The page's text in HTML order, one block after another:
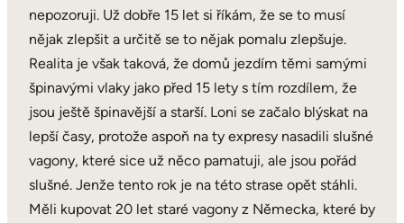
nepozoruji. Už dobře 15 let si říkám, že se to musí
nějak zlepšit a určitě se to nějak pomalu zlepšuje.
Realita je však taková, že domů jezdím těmi samými
špinavými vlaky jako před 15 lety s tím rozdílem, že
jsou ještě špinavější a starší. Loni se začalo blýskat na
lepší časy, protože aspoň na ty expresy nasadili slušné
vagony, které sice už něco pamatuji, ale jsou pořád
slušné. Jenže tento rok je na této strase opět stáhli.
Měli kupovat 20 let staré vagony z Německa, které by